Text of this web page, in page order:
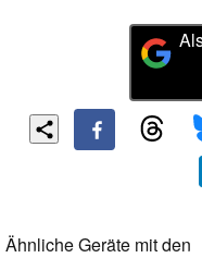
Ähnliche Geräte mit den